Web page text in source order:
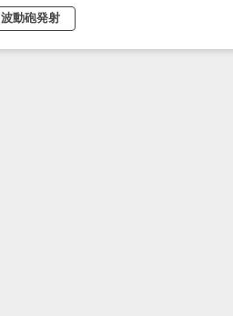
波動砲発射